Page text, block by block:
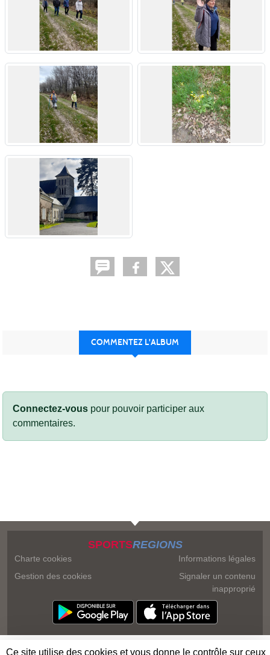
COMMENTEZ L'ALBUM
Connectez-vous pour pouvoir participer aux
commentaires.
SPORTSREGIONS
Charte cookies
Gestion des cookies
Informations légales
Signaler un contenu
inapproprié
Ce site utilise des cookies et vous donne le contrôle sur ceux